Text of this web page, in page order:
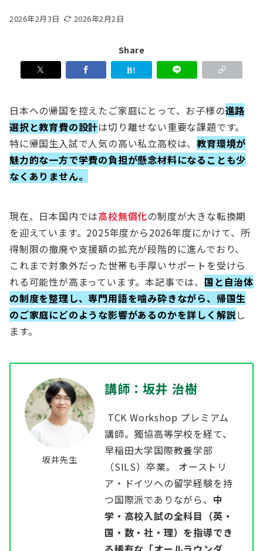
2026年2月3日 2026年2月2日
Share
日本への帰国を控えたご家庭にとって、お子様の進路
選択と教育費の設計は切り離せない重要な課題です。
特に帰国生入試で人気の高い私立高校は、教育環境が
魅力的な一方で学費の負担が懸念材料になることも少
なくありません。
現在、日本国内では高校無償化の制度が大きな転換期
を迎えています。2025年度から2026年度にかけて、所
得制限の撤廃や支援額の拡充が段階的に進んでおり、
これまで対象外だった世帯も手厚いサポートを受けら
れる可能性が高まっています。本記事では、 国と自治体
の制度を整理し、専門用語を噛み砕きながら、帰国生
のご家庭にどのような影響があるのかを詳しく解説し
ます。
坂井先生
講師：坂井 治樹
TCK Workshop プレミアム
講師。獨協高等学校を経て、
早稲田大学国際教養学部
（SILS）卒業。 オーストリ
ア・ドイツへの留学経験を持
つ国際派でありながら、 中
学・高校入試の全科目（英・
国・数・社・理）を指導でき